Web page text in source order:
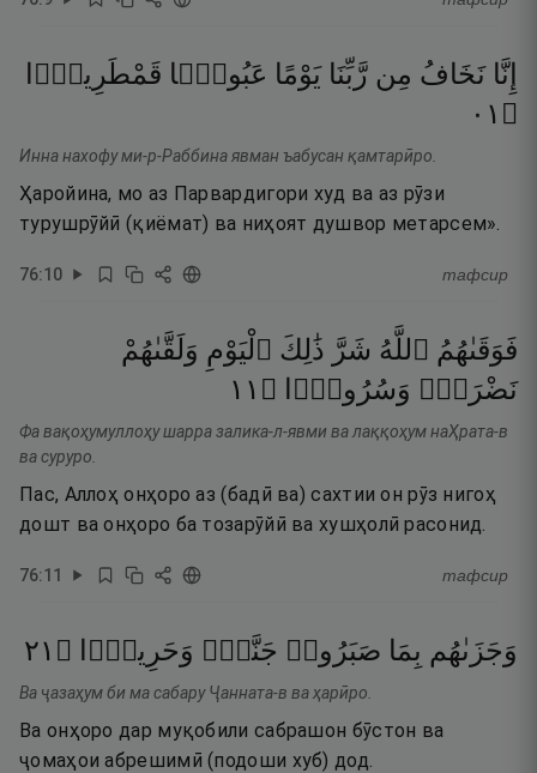
إِنَّا نَخَافُ مِن رَّبِّنَا يَوْمًا عَبُوسًۭا قَمْطَرِيرًۭا
۝ ١٠
Инна нахофу ми-р-Раббина явман ъабусан қамтарӣро.
Ҳаройина, мо аз Парвардигори худ ва аз рӯзи
турушрӯйӣ (қиёмат) ва ниҳоят душвор метарсем».
76:10 тафсир
فَوَقَىٰهُمُ ٱللَّهُ شَرَّ ذَٰلِكَ ٱلْيَوْمِ وَلَقَّىٰهُمْ
نَضْرَةًۭ وَسُرُورًۭا ۝ ١١
Фа вақоҳумуллоҳу шарра залика-л-явми ва лаққоҳум наҲрата-в
ва суруро.
Пас, Аллоҳ онҳоро аз (бадӣ ва) сахтии он рӯз нигоҳ
дошт ва онҳоро ба тозарӯйӣ ва хушҳолӣ расонид.
76:11 тафсир
وَجَزَىٰهُم بِمَا صَبَرُوا۟ جَنَّةًۭ وَحَرِيرًۭا ۝ ١٢
Ва ҷазаҳум би ма сабару Ҷанната-в ва ҳарӣро.
Ва онҳоро дар муқобили сабрашон бӯстон ва
ҷомаҳои абрешимӣ (подоши хуб) дод.